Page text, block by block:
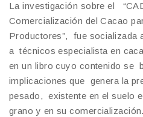
La investigación sobre el
Comercialización del Cacao
Productores”, fue socializada
a técnicos especialista en
en un libro cuyo contenido se
implicaciones que genera la
pesado, existente en el suelo
grano y en su comercialización.